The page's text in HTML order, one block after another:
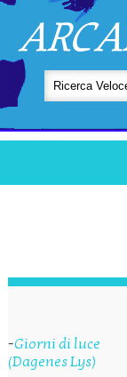
-Giorni di luce
(Dagenes Lys)